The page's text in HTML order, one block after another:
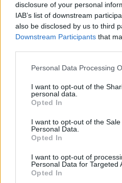
disclosure of your personal
IAB’s list of downstream
also be disclosed by us to third
Downstream Participants that
Personal Data Processing
I want to opt-out of the
personal data.
Opted In
I want to opt-out of the
Personal Data.
Opted In
I want to opt-out of
Personal Data for Targeted
Opted In
οδηγεί την Κρήτη στο μέλλον
7 Αυγούστου, 2026
Εκδήλωση για την 82η Επέτειο
Εμπάρου και τιμή στη Μνήμη
Νέα πυρκαγιά στη Σητεία